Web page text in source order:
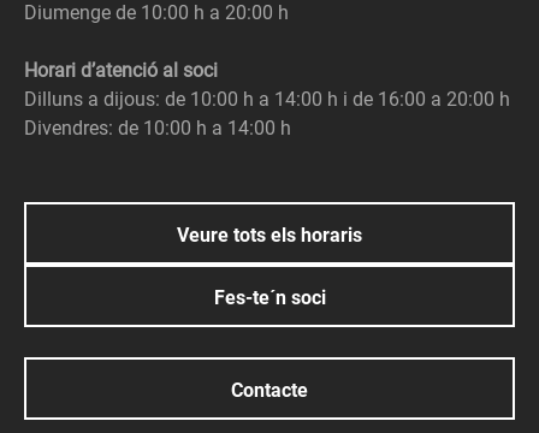
Diumenge de 10:00 h a 20:00 h
Horari d’atenció al soci
Dilluns a dijous: de 10:00 h a 14:00 h i de 16:00 a 20:00 h
Divendres: de 10:00 h a 14:00 h
Veure tots els horaris
Fes-te´n soci
Contacte